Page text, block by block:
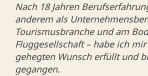
Nach 18 Jahren
anderem als
Tourismusbranche und am
Fluggesellschaft – habe ich
gehegten Wunsch erfüllt und
gegangen.